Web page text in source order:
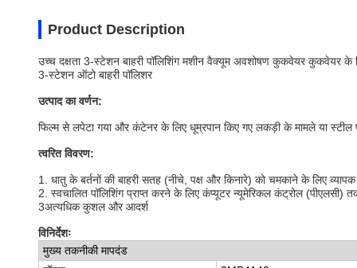
Product Description
उच्च दक्षता 3-स्टेशन बाहरी पॉलिशिंग मशीन वैक्यूम अवशोषण कुकवेयर कुकवेयर के
3-स्टेशन ऑटो बाहरी पॉलिशर
उत्पाद का वर्णन:
फिल्म से लपेटा गया और कंटेनर के लिए धूम्रपान किए गए लकड़ी के मामले या
त्वरित विवरण:
1. धातु के बर्तनों की बाहरी सतह (नीचे, पक्ष और किनारे) को चमकाने के लिए
2. स्वचालित पॉलिशिंग प्राप्त करने के लिए कंप्यूटर न्यूमेरिकल कंट्रोल
3अत्यधिक कुशल और आदर्श
विनिर्देशः
मुख्य तकनीकी मापदंड